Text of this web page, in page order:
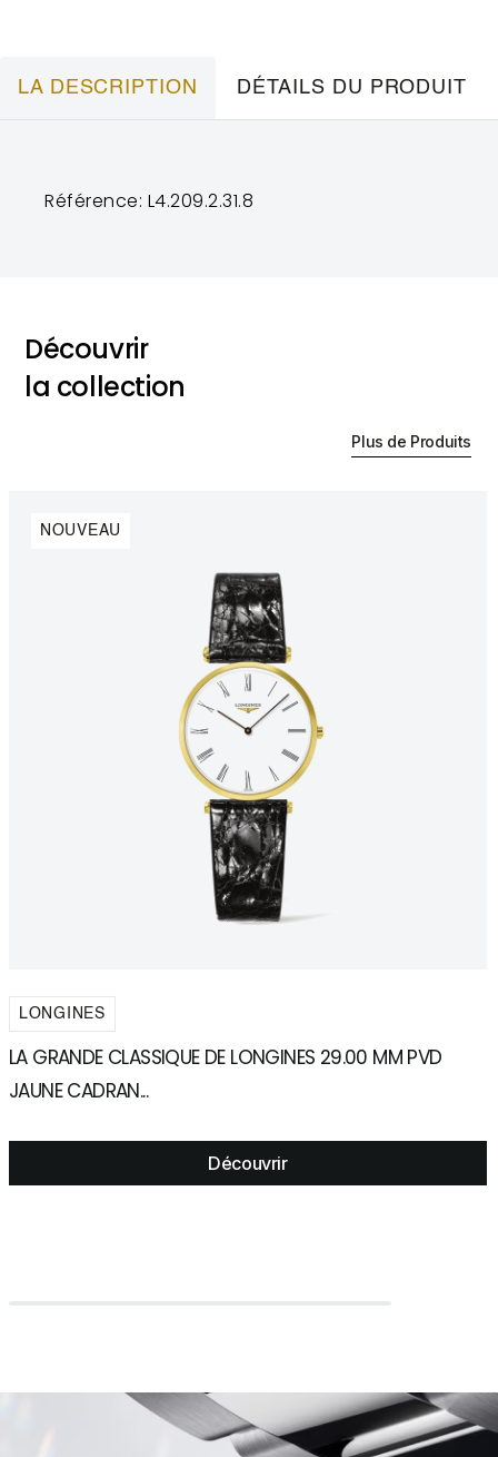
LA DESCRIPTION DÉTAILS DU PRODUIT
Référence: L4.209.2.31.8
Découvrir
la collection
Plus de Produits
LONGINES
LA GRANDE CLASSIQUE DE LONGINES 29.00 MM PVD
JAUNE CADRAN...
Découvrir
NOUVEAU